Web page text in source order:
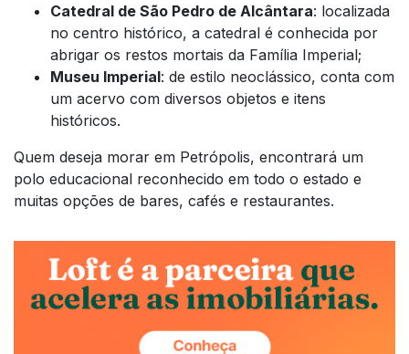
Catedral de São Pedro de Alcântara: localizada
no centro histórico, a catedral é conhecida por
abrigar os restos mortais da Família Imperial;
Museu Imperial: de estilo neoclássico, conta com
um acervo com diversos objetos e itens
históricos.
Quem deseja morar em Petrópolis, encontrará um
polo educacional reconhecido em todo o estado e
muitas opções de bares, cafés e restaurantes.